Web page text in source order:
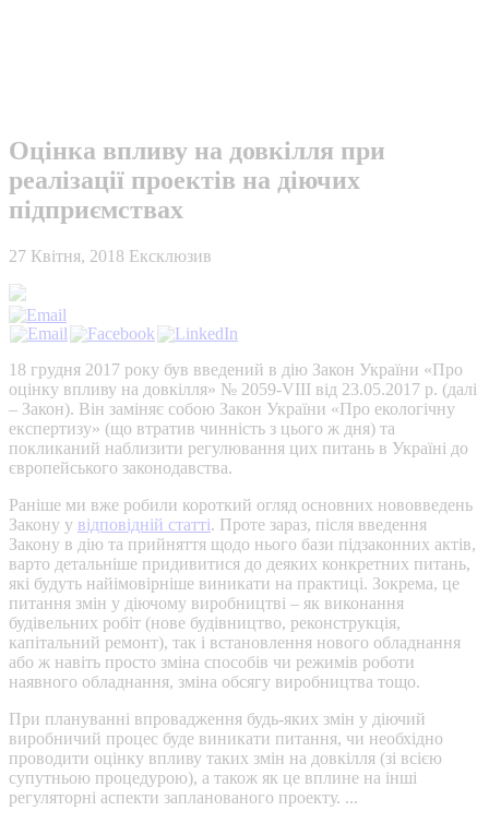
Оцінка впливу на довкілля при
реалізації проектів на діючих
підприємствах
27 Квітня, 2018 Ексклюзив
18 грудня 2017 року був введений в дію Закон України «Про
оцінку впливу на довкілля» № 2059-VIII від 23.05.2017 р. (далі
– Закон). Він заміняє собою Закон України «Про екологічну
експертизу» (що втратив чинність з цього ж дня) та
покликаний наблизити регулювання цих питань в Україні до
європейського законодавства.
Раніше ми вже робили короткий огляд основних нововведень
Закону у відповідній статті. Проте зараз, після введення
Закону в дію та прийняття щодо нього бази підзаконних актів,
варто детальніше придивитися до деяких конкретних питань,
які будуть найімовірніше виникати на практиці. Зокрема, це
питання змін у діючому виробництві – як виконання
будівельних робіт (нове будівництво, реконструкція,
капітальний ремонт), так і встановлення нового обладнання
або ж навіть просто зміна способів чи режимів роботи
наявного обладнання, зміна обсягу виробництва тощо.
При плануванні впровадження будь-яких змін у діючий
виробничий процес буде виникати питання, чи необхідно
проводити оцінку впливу таких змін на довкілля (зі всією
супутньою процедурою), а також як це вплине на інші
регуляторні аспекти запланованого проекту. ...